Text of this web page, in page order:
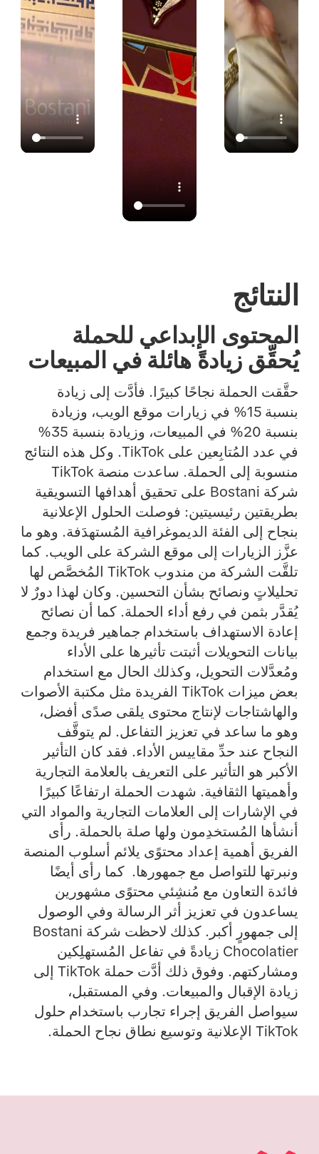
النتائج
المحتوى الإبداعي للحملة
يُحقِّق زيادةً هائلة في المبيعات
حقَّقت الحملة نجاحًا كبيرًا. فأدَّت إلى زيادة
بنسبة 15% في زيارات موقع الويب، وزيادة
بنسبة 20% في المبيعات، وزيادة بنسبة 35%
في عدد المُتابِعين على TikTok. وكل هذه النتائج
منسوبة إلى الحملة. ساعدت منصة TikTok
شركة Bostani على تحقيق أهدافها التسويقية
بطريقتين رئيسيتين: فوصلت الحلول الإعلانية
بنجاح إلى الفئة الديموغرافية المُستهدَفة. وهو ما
عزَّز الزيارات إلى موقع الشركة على الويب. كما
تلقَّت الشركة من مندوب TikTok المُخصَّص لها
تحليلاتٍ ونصائح بشأن التحسين. وكان لهذا دورٌ لا
يُقدَّر بثمن في رفع أداء الحملة. كما أن نصائح
إعادة الاستهداف باستخدام جماهير فريدة وجمع
بيانات التحويلات أثبتت تأثيرها على الأداء
ومُعدَّلات التحويل، وكذلك الحال مع استخدام
بعض ميزات TikTok الفريدة مثل مكتبة الأصوات
والهاشتاجات لإنتاج محتوى يلقى صدًى أفضل،
وهو ما ساعد في تعزيز التفاعل. لم يتوقَّف
النجاح عند حدِّ مقاييس الأداء. فقد كان التأثير
الأكبر هو التأثير على التعريف بالعلامة التجارية
وأهميتها الثقافية. شهدت الحملة ارتفاعًا كبيرًا
في الإشارات إلى العلامات التجارية والمواد التي
أنشأها المُستخدِمون ولها صلة بالحملة. رأى
الفريق أهمية إعداد محتوًى يلائم أسلوب المنصة
ونبرتها للتواصل مع جمهورها. كما رأى أيضًا
فائدة التعاون مع مُنشِئي محتوًى مشهورين
يساعدون في تعزيز أثر الرسالة وفي الوصول
إلى جمهورٍ أكبر. كذلك لاحظت شركة Bostani
Chocolatier زيادةً في تفاعل المُستهلِكين
ومشاركتهم. وفوق ذلك أدَّت حملة TikTok إلى
زيادة الإقبال والمبيعات. وفي المستقبل،
سيواصل الفريق إجراء تجارب باستخدام حلول
TikTok الإعلانية وتوسيع نطاق نجاح الحملة.